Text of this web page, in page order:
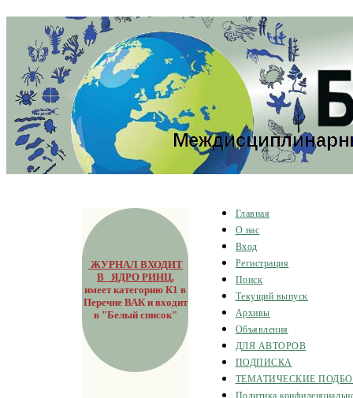
ЖУРНАЛ ВХОДИТ
В ЯДРО РИНЦ,
имеет категорию К1 в
Перечне ВАК и входит
в "Белый список"
Главная
О нас
Вход
Регистрация
Поиск
Текущий выпуск
Архивы
Объявления
ДЛЯ АВТОРОВ
ПОДПИСКА
ТЕМАТИЧЕСКИЕ
Политика